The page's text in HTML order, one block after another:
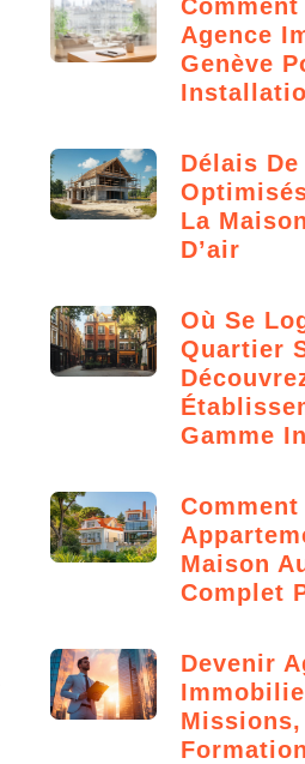
Agence
Genève
Délais
La
D’air
Où Se
Quartier
Gamme
Maison
Complet
Devenir
Formation